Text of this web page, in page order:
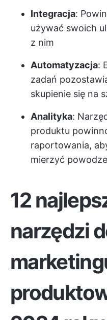
Integracja:
używać swoich
z nim
Automatyzacja:
zadań
skupienie się na
Analityka:
produktu
raportowania,
mierzyć
12
narzędzi